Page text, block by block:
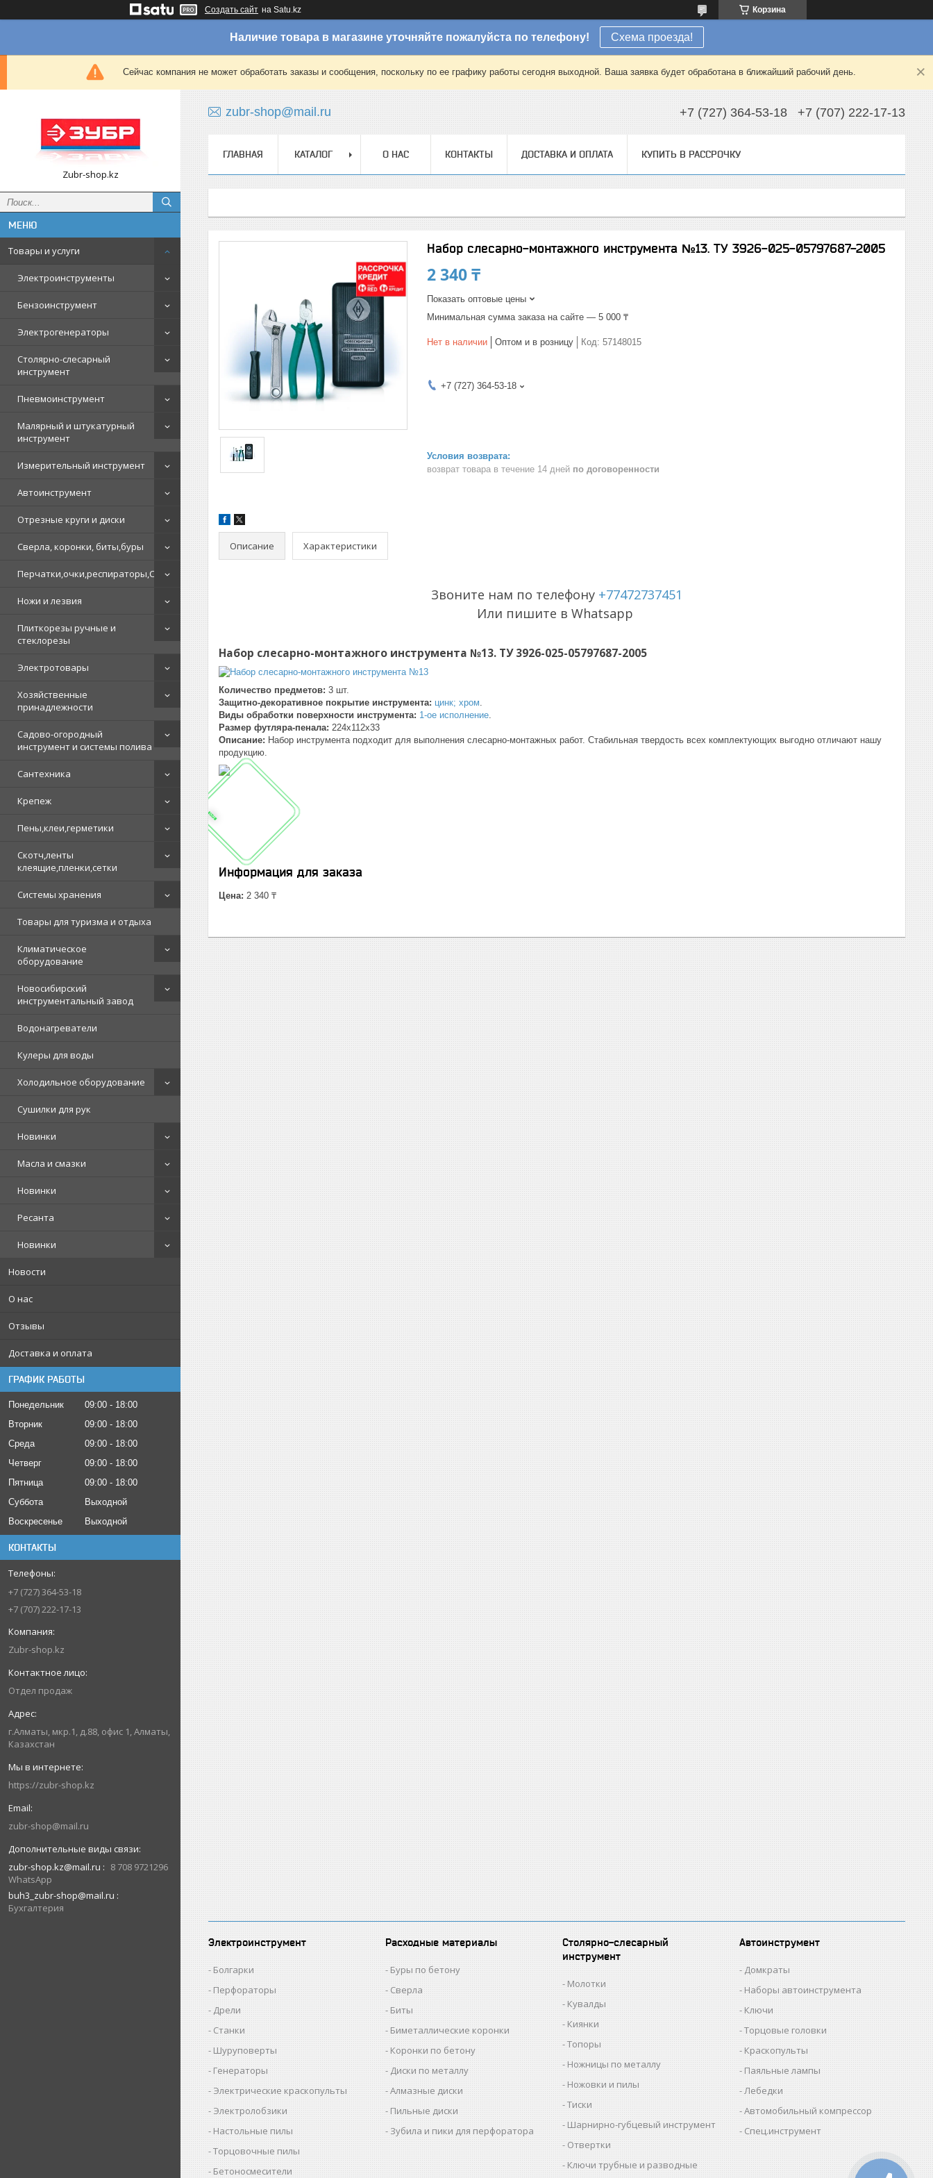
Создать сайт на Satu.kz Корзина
Наличие товара в магазине уточняйте пожалуйста по телефону! Схема проезда!
Сейчас компания не может обработать заказы и сообщения, поскольку по ее графику работы сегодня выходной. Ваша заявка будет обработана в ближайший рабочий день.
Zubr-shop.kz
Товары и услуги
Электроинструменты
Бензоинструмент
Электрогенераторы
Столярно-слесарный
инструмент
Пневмоинструмент
Малярный и штукатурный
инструмент
Измерительный инструмент
Автоинструмент
Отрезные круги и диски
Сверла, коронки, биты,буры
Перчатки,очки,респираторы,СИЗ
Ножи и лезвия
Плиткорезы ручные и
стеклорезы
Электротовары
Хозяйственные
принадлежности
Садово-огородный
инструмент и системы полива
Сантехника
Крепеж
Пены,клеи,герметики
Скотч,ленты
клеящие,пленки,сетки
Системы хранения
Товары для туризма и отдыха
Климатическое
оборудование
Новосибирский
инструментальный завод
Водонагреватели
Кулеры для воды
Холодильное оборудование
Сушилки для рук
Новинки
Масла и смазки
Новинки
Ресанта
Новинки
Новости
О нас
Отзывы
Доставка и оплата
ГРАФИК РАБОТЫ
Понедельник 09:00
18:00
Вторник
09:00
18:00
Среда
09:00
18:00
Четверг
09:00
18:00
Пятница
09:00
18:00
Суббота
Выходной
Воскресенье
Выходной
КОНТАКТЫ
+7 (727) 364-53-18
+7 (707) 222-17-13
Zubr-shop.kz
Отдел продаж
г.Алматы, мкр.1, д.88, офис 1, Алматы,
Казахстан
https://zubr-shop.kz
zubr-shop@mail.ru
zubr-shop.kz@mail.ru
8 708 9721296
WhatsApp
buh3_zubr-shop@mail.ru
Бухгалтерия
zubr-shop@mail.ru +7 (727) 364-53-18 +7 (707) 222-17-13
ГЛАВНАЯ КАТАЛОГ О НАС КОНТАКТЫ ДОСТАВКА И ОПЛАТА КУПИТЬ В РАССРОЧКУ
Набор слесарно-монтажного инструмента №13. ТУ 3926-025-05797687-2005
2 340 ₸
Показать оптовые цены
Минимальная сумма заказа на сайте — 5 000 ₸
Нет в наличии Оптом и в розницу Код: 57148015
+7 (727) 364-53-18
возврат товара в течение 14 дней по договоренности
Описание Характеристики
Звоните нам по телефону +77472737451
Или пишите в Whatsapp
Набор слесарно-монтажного инструмента №13. ТУ 3926-025-05797687-2005
Количество предметов: 3 шт.
Защитно-декоративное покрытие инструмента: цинк; хром
Виды обработки поверхности инструмента: 1-ое исполнение
Размер футляра-пенала: 224х112х33
Описание: Набор инструмента подходит для выполнения слесарно-монтажных работ. Стабильная твердость всех комплектующих выгодно отличают нашу
продукцию.
Информация для заказа
Цена: 2 340 ₸
Электроинструмент
Болгарки
Перфораторы
Дрели
Станки
Шуруповерты
Генераторы
Электрические краскопульты
Электролобзики
Настольные пилы
Торцовочные пилы
Бетоносмесители
Расходные материалы
Буры по бетону
Сверла
Биты
Биметаллические коронки
Коронки по бетону
Диски по металлу
Алмазные диски
Пильные диски
Зубила и пики для перфоратора
Столярно-слесарный
инструмент
Молотки
Кувалды
Киянки
Топоры
Ножницы по металлу
Ножовки и пилы
Тиски
Шарнирно-губцевый инструмент
Отвертки
Ключи трубные и разводные
Автоинструмент
Домкраты
Наборы автоинструмента
Ключи
Торцовые головки
Краскопульты
Паяльные лампы
Лебедки
Автомобильный компрессор
Спец.инструмент